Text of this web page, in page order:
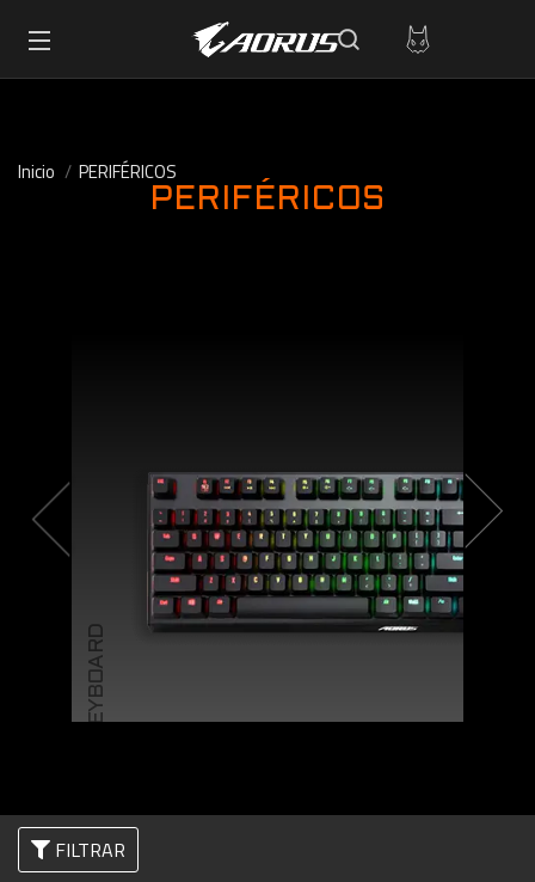
Inicio PERIFÉRICOS
PERIFÉRICOS
KEYBOARD
FILTRAR